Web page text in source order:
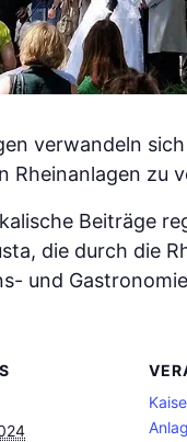
verwandeln
Rheinanlagen zu
Beiträge
die durch die
und